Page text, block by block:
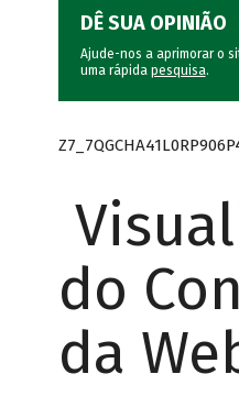
DÊ SUA OPINIÃO
Ajude-nos a aprimorar o
uma rápida pesquisa.
do
da